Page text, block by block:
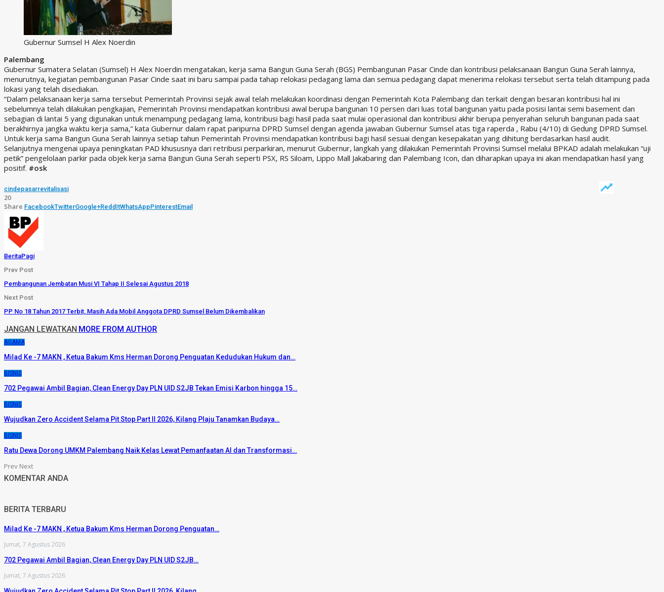
Gubernur Sumsel H Alex Noerdin
Palembang
Gubernur Sumatera Selatan (Sumsel) H Alex Noerdin mengatakan, kerja sama Bangun Guna Serah (BGS) Pembangunan Pasar Cinde dan kontribusi pelaksanaan Bangun Guna Serah lainnya,
menurutnya, kegiatan pembangunan Pasar Cinde saat ini baru sampai pada tahap relokasi pedagang lama dan semua pedagang dapat menerima relokasi tersebut serta telah ditampung pada
lokasi yang telah disediakan.
“Dalam pelaksanaan kerja sama tersebut Pemerintah Provinsi sejak awal telah melakukan koordinasi dengan Pemerintah Kota Palembang dan terkait dengan besaran kontribusi hal ini
sebelumnya telah dilakukan pengkajian, Pemerintah Provinsi mendapatkan kontribusi awal berupa bangunan 10 persen dari luas total bangunan yaitu pada posisi lantai semi basement dan
sebagian di lantai 5 yang digunakan untuk menampung pedagang lama, kontribusi bagi hasil pada saat mulai operasional dan kontribusi akhir berupa penyerahan seluruh bangunan pada saat
berakhirnya jangka waktu kerja sama,” kata Gubernur dalam rapat paripurna DPRD Sumsel dengan agenda jawaban Gubernur Sumsel atas tiga raperda , Rabu (4/10) di Gedung DPRD Sumsel.
Untuk kerja sama Bangun Guna Serah lainnya setiap tahun Pemerintah Provinsi mendapatkan kontribusi bagi hasil sesuai dengan kesepakatan yang dihitung berdasarkan hasil audit.
Selanjutnya mengenai upaya peningkatan PAD khususnya dari retribusi perparkiran, menurut Gubernur, langkah yang dilakukan Pemerintah Provinsi Sumsel melalui BPKAD adalah melakukan “uji
petik” pengelolaan parkir pada objek kerja sama Bangun Guna Serah seperti PSX, RS Siloam, Lippo Mall Jakabaring dan Palembang Icon, dan diharapkan upaya ini akan mendapatkan hasil yang
positif. #osk
cindepasarrevitalisasi
20
Share FacebookTwitterGoogle+ReddItWhatsAppPinterestEmail
BeritaPagi
Prev Post
Pembangunan Jembatan Musi VI Tahap II Selesai Agustus 2018
Next Post
PP No 18 Tahun 2017 Terbit, Masih Ada Mobil Anggota DPRD Sumsel Belum Dikembalikan
JANGAN LEWATKAN MORE FROM AUTHOR
AGAMA
Milad Ke -7 MAKN , Ketua Bakum Kms Herman Dorong Penguatan Kedudukan Hukum dan…
BISNIS
702 Pegawai Ambil Bagian, Clean Energy Day PLN UID S2JB Tekan Emisi Karbon hingga 15…
BISNIS
Wujudkan Zero Accident Selama Pit Stop Part II 2026, Kilang Plaju Tanamkan Budaya…
BISNIS
Ratu Dewa Dorong UMKM Palembang Naik Kelas Lewat Pemanfaatan AI dan Transformasi…
Prev Next
KOMENTAR ANDA
BERITA TERBARU
Milad Ke -7 MAKN , Ketua Bakum Kms Herman Dorong Penguatan…
Jumat, 7 Agustus 2026
702 Pegawai Ambil Bagian, Clean Energy Day PLN UID S2JB…
Jumat, 7 Agustus 2026